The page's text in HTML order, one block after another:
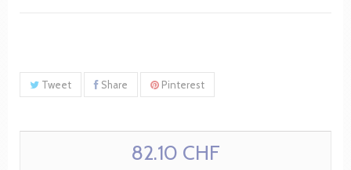
Tweet Share Pinterest
82.10 CHF